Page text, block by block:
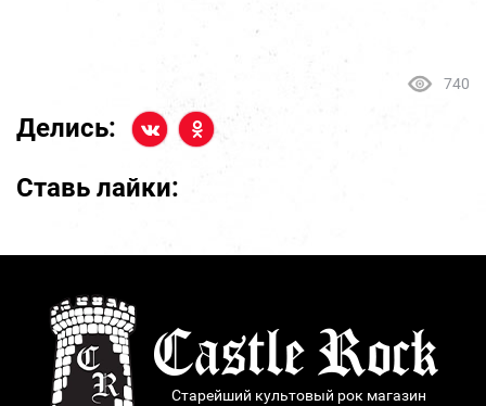
740
Делись:
Ставь лайки:
Старейший культовый рок магазин